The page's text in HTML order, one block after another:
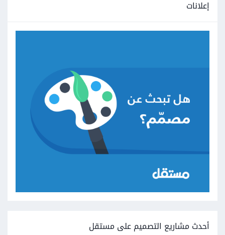
إعلانات
أحدث مشاريع التصميم على مستقل